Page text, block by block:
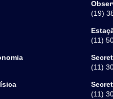
(19)
(11)
(11)
(11)